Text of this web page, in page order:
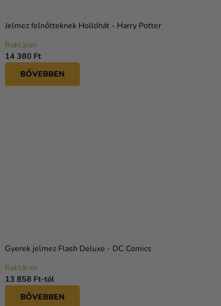
Jelmez felnőtteknek Hollóhát - Harry Potter
Raktáron
14 380 Ft
BŐVEBBEN
Gyerek jelmez Flash Deluxe - DC Comics
Raktáron
13 858 Ft-tól
BŐVEBBEN